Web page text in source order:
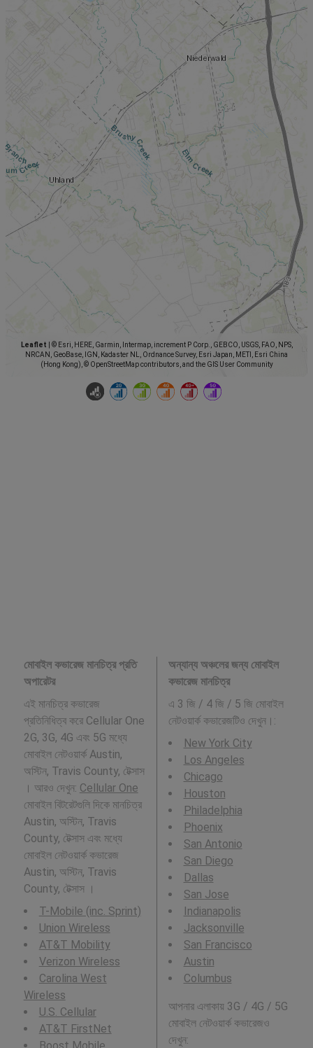
Leaflet
© Esri, HERE, Garmin, Intermap, increment P Corp., GEBCO, USGS, FAO, NPS,
NRCAN, GeoBase, IGN, Kadaster NL, Ordnance Survey, Esri Japan, METI, Esri China
(Hong Kong), © OpenStreetMap contributors, and the GIS User Community
মোবাইল কভারেজ মানচিত্র প্রতি
অপারেটর
এই মানচিত্র কভারেজ
প্রতিনিধিত্ব করে Cellular One
2G, 3G, 4G এবং 5G মধ্যে
মোবাইল নেটওয়ার্ক Austin,
অস্টিন, Travis County, টেক্সাস
। আরও দেখুন: Cellular One
মোবাইল বিটরেটগুলি দিকে মানচিত্র
Austin, অস্টিন, Travis
County, টেক্সাস এবং মধ্যে
মোবাইল নেটওয়ার্ক কভারেজ
Austin, অস্টিন, Travis
County, টেক্সাস ।
T-Mobile (inc. Sprint)
Union Wireless
AT&T Mobility
Verizon Wireless
Carolina West
Wireless
U.S. Cellular
AT&T FirstNet
Boost Mobile
অন্যান্য অঞ্চলের জন্য মোবাইল
কভারেজ মানচিত্র
এ 3 জি / 4 জি / 5 জি মোবাইল
নেটওয়ার্ক কভারেজটিও দেখুন।:
New York City
Los Angeles
Chicago
Houston
Philadelphia
Phoenix
San Antonio
San Diego
Dallas
San Jose
Indianapolis
Jacksonville
San Francisco
Austin
Columbus
আপনার এলাকায় 3G / 4G / 5G
মোবাইল নেটওয়ার্ক কভারেজও
দেখুন: